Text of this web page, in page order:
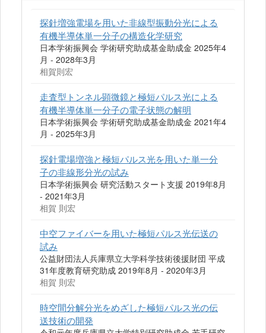
探針増強電場を用いた非線型振動分光による
有機半導体単一分子の構造化学研究
日本学術振興会 学術研究助成基金助成金 2025年4
月 - 2028年3月
相賀則宏
走査型トンネル顕微鏡と極短パルス光による
有機半導体単一分子の電子状態の解明
日本学術振興会 学術研究助成基金助成金 2021年4
月 - 2025年3月
探針電場増強と極短パルス光を用いた単一分
子の非線形分光の試み
日本学術振興会 研究活動スタート支援 2019年8月
- 2021年3月
相賀 則宏
中空ファイバーを用いた極短パルス光伝送の
試み
公益財団法人兵庫県立大学科学技術後援財団 平成
31年度教育研究助成 2019年8月 - 2020年3月
相賀 則宏
時空間分解分光をめざした極短パルス光の伝
送技術の開発